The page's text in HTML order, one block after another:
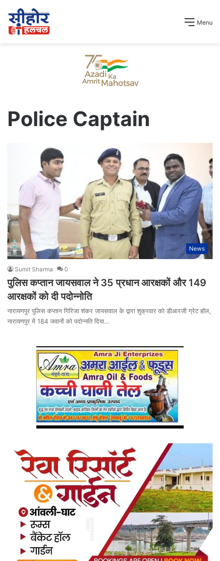
Menu
Police Captain
News
Sumit Sharma 0
पुलिस कप्तान जायसवाल ने 35 प्रधान आरक्षकों और 149
आरक्षकों को दी पदोन्नोति
नारायणपुर पुलिस कप्तान गिरिजा शंकर जायसवाल के द्वारा शुक्रवार को डीआरजी ग्रेट हॉल,
नारायणपुर में 184 जवानों को पदोन्नति दिया…